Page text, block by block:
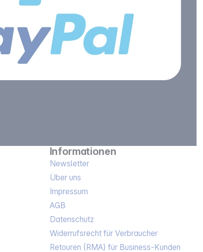
Informationen
Newsletter
Über uns
Impressum
AGB
Datenschutz
Widerrufsrecht für Verbraucher
Retouren (RMA) für Business-Kunden